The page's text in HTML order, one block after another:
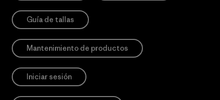
Guía de tallas
Mantenimiento de productos
Iniciar sesión